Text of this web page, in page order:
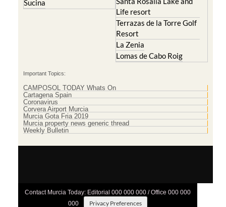
Sucina
Life resort
Terrazas de la Torre Golf
Resort
La Zenia
Lomas de Cabo Roig
Important Topics:
CAMPOSOL TODAY Whats On
Cartagena Spain
Coronavirus
Corvera Airport Murcia
Murcia Gota Fria 2019
Murcia property news generic thread
Weekly Bulletin
Contact Murcia Today: Editorial 000 000 000 / Office 000 000
000
Privacy Preferences